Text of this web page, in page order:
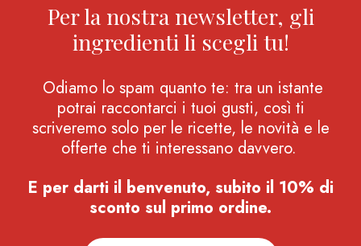
Per la nostra newsletter, gli
ingredienti li scegli tu!
Odiamo lo spam quanto te: tra un istante
potrai raccontarci i tuoi gusti, così ti
scriveremo solo per le ricette, le novità e le
offerte che ti interessano davvero.
E per darti il benvenuto, subito il 10% di
sconto sul primo ordine.